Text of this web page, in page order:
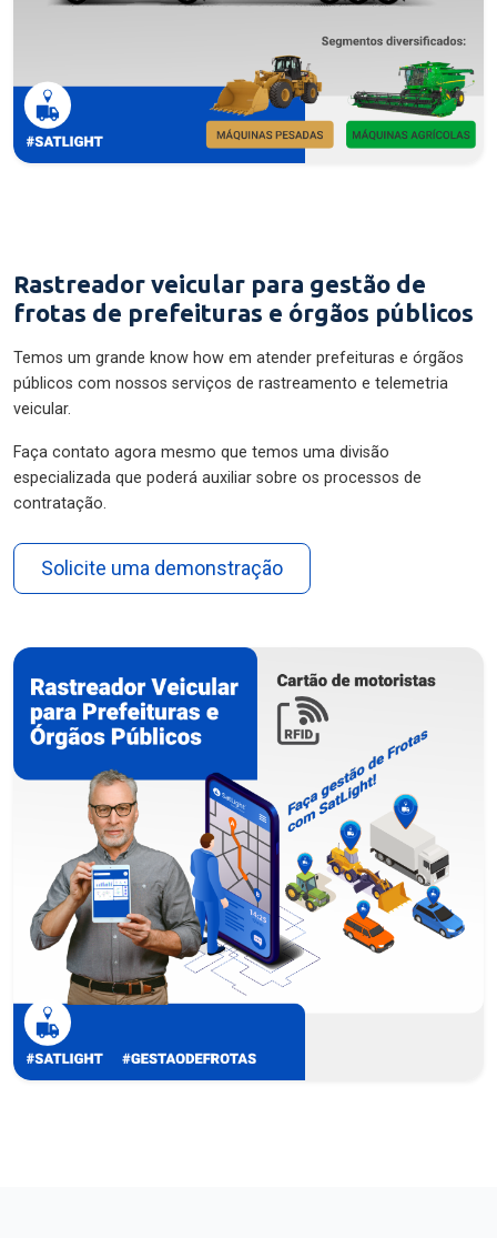
Rastreador veicular para gestão de
frotas de prefeituras e órgãos públicos
Temos um grande know how em atender prefeituras e órgãos
públicos com nossos serviços de rastreamento e telemetria
veicular.
Faça contato agora mesmo que temos uma divisão
especializada que poderá auxiliar sobre os processos de
contratação.
Solicite uma demonstração